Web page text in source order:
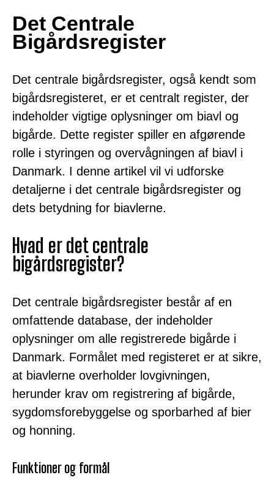
Det Centrale
Bigårdsregister
Det centrale bigårdsregister, også kendt som
bigårdsregisteret, er et centralt register, der
indeholder vigtige oplysninger om biavl og
bigårde. Dette register spiller en afgørende
rolle i styringen og overvågningen af biavl i
Danmark. I denne artikel vil vi udforske
detaljerne i det centrale bigårdsregister og
dets betydning for biavlerne.
Hvad er det centrale
bigårdsregister?
Det centrale bigårdsregister består af en
omfattende database, der indeholder
oplysninger om alle registrerede bigårde i
Danmark. Formålet med registeret er at sikre,
at biavlerne overholder lovgivningen,
herunder krav om registrering af bigårde,
sygdomsforebyggelse og sporbarhed af bier
og honning.
Funktioner og formål